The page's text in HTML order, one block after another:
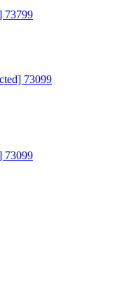
73799
73099